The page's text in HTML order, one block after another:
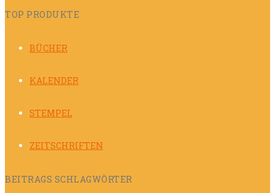
TOP PRODUKTE
BÜCHER
KALENDER
STEMPEL
ZEITSCHRIFTEN
BEITRAGS SCHLAGWÖRTER